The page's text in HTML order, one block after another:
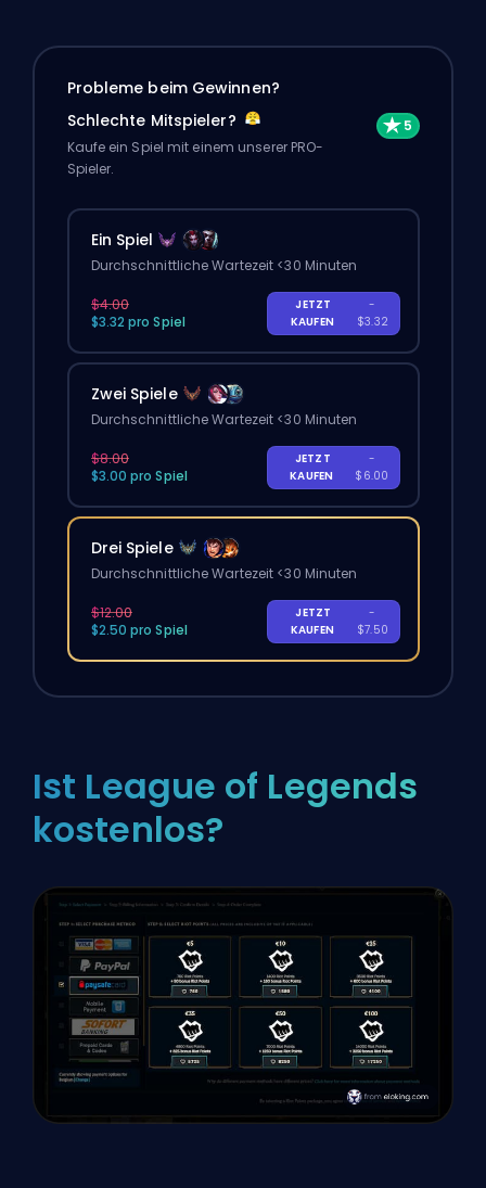
Probleme beim Gewinnen?
Schlechte Mitspieler?
Kaufe ein Spiel mit einem unserer PRO-
Spieler.
Ein Spiel
Durchschnittliche Wartezeit <30 Minuten
$4.00
$3.32 pro Spiel
JETZT
KAUFEN
-
$3.32
Zwei Spiele
Durchschnittliche Wartezeit <30 Minuten
$8.00
$3.00 pro Spiel
JETZT
KAUFEN
-
$6.00
Drei Spiele
Durchschnittliche Wartezeit <30 Minuten
$12.00
$2.50 pro Spiel
JETZT
KAUFEN
-
$7.50
Ist League of Legends
kostenlos?